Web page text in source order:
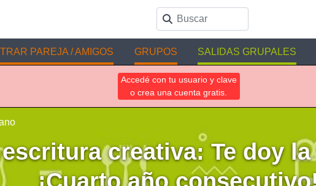
PAREJA / AMIGOS GRUPOS SALIDAS GRUPALES
Accedé con tu usuario y clave
o crea una cuenta gratis.
creativa: Te doy